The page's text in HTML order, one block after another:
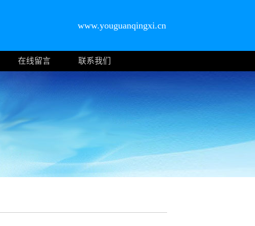
www.youguanqingxi.cn
在线留言 联系我们